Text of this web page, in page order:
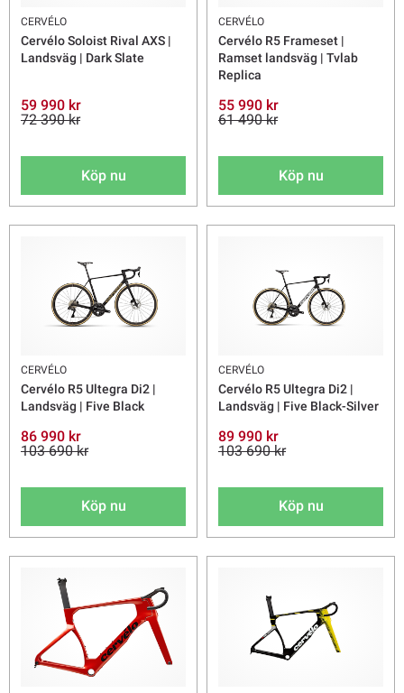
CERVÉLO
Cervélo Soloist Rival AXS |
Landsväg | Dark Slate
59 990 kr
72 390 kr
Köp nu
CERVÉLO
Cervélo R5 Frameset |
Ramset landsväg | Tvlab
Replica
55 990 kr
61 490 kr
Köp nu
CERVÉLO
Cervélo R5 Ultegra Di2 |
Landsväg | Five Black
86 990 kr
103 690 kr
Köp nu
CERVÉLO
Cervélo R5 Ultegra Di2 |
Landsväg | Five Black-Silver
89 990 kr
103 690 kr
Köp nu